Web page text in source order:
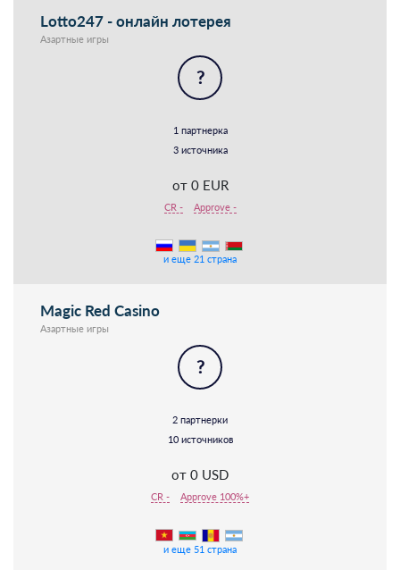
Lotto247 - онлайн лотерея
Азартные игры
?
1 партнерка
3 источника
от 0 EUR
CR - Approve -
и еще 21 страна
Magic Red Casino
Азартные игры
?
2 партнерки
10 источников
от 0 USD
CR - Approve 100%+
и еще 51 страна